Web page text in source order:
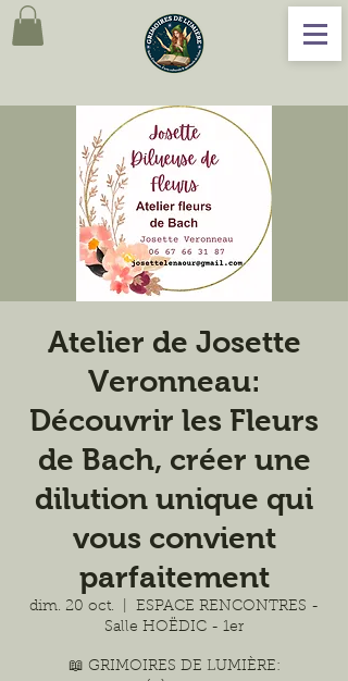
Atelier de Josette
Veronneau:
Découvrir les Fleurs
de Bach, créer une
dilution unique qui
vous convient
parfaitement
dim. 20 oct.
ESPACE RENCONTRES -
Salle HOËDIC - 1er
📖 GRIMOIRES DE LUMIÈRE: